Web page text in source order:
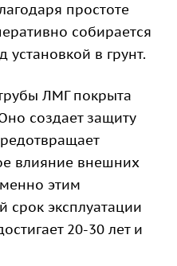
простоте
собирается
установкой в грунт.
ЛМГ покрыта
создает защиту
влияние внешних
этим
срок эксплуатации
20-30 лет и